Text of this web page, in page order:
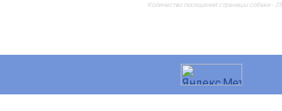
Количество посещений страницы собаки -